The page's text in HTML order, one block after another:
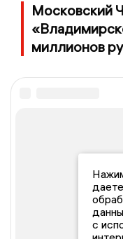
Московский
миллионов
с